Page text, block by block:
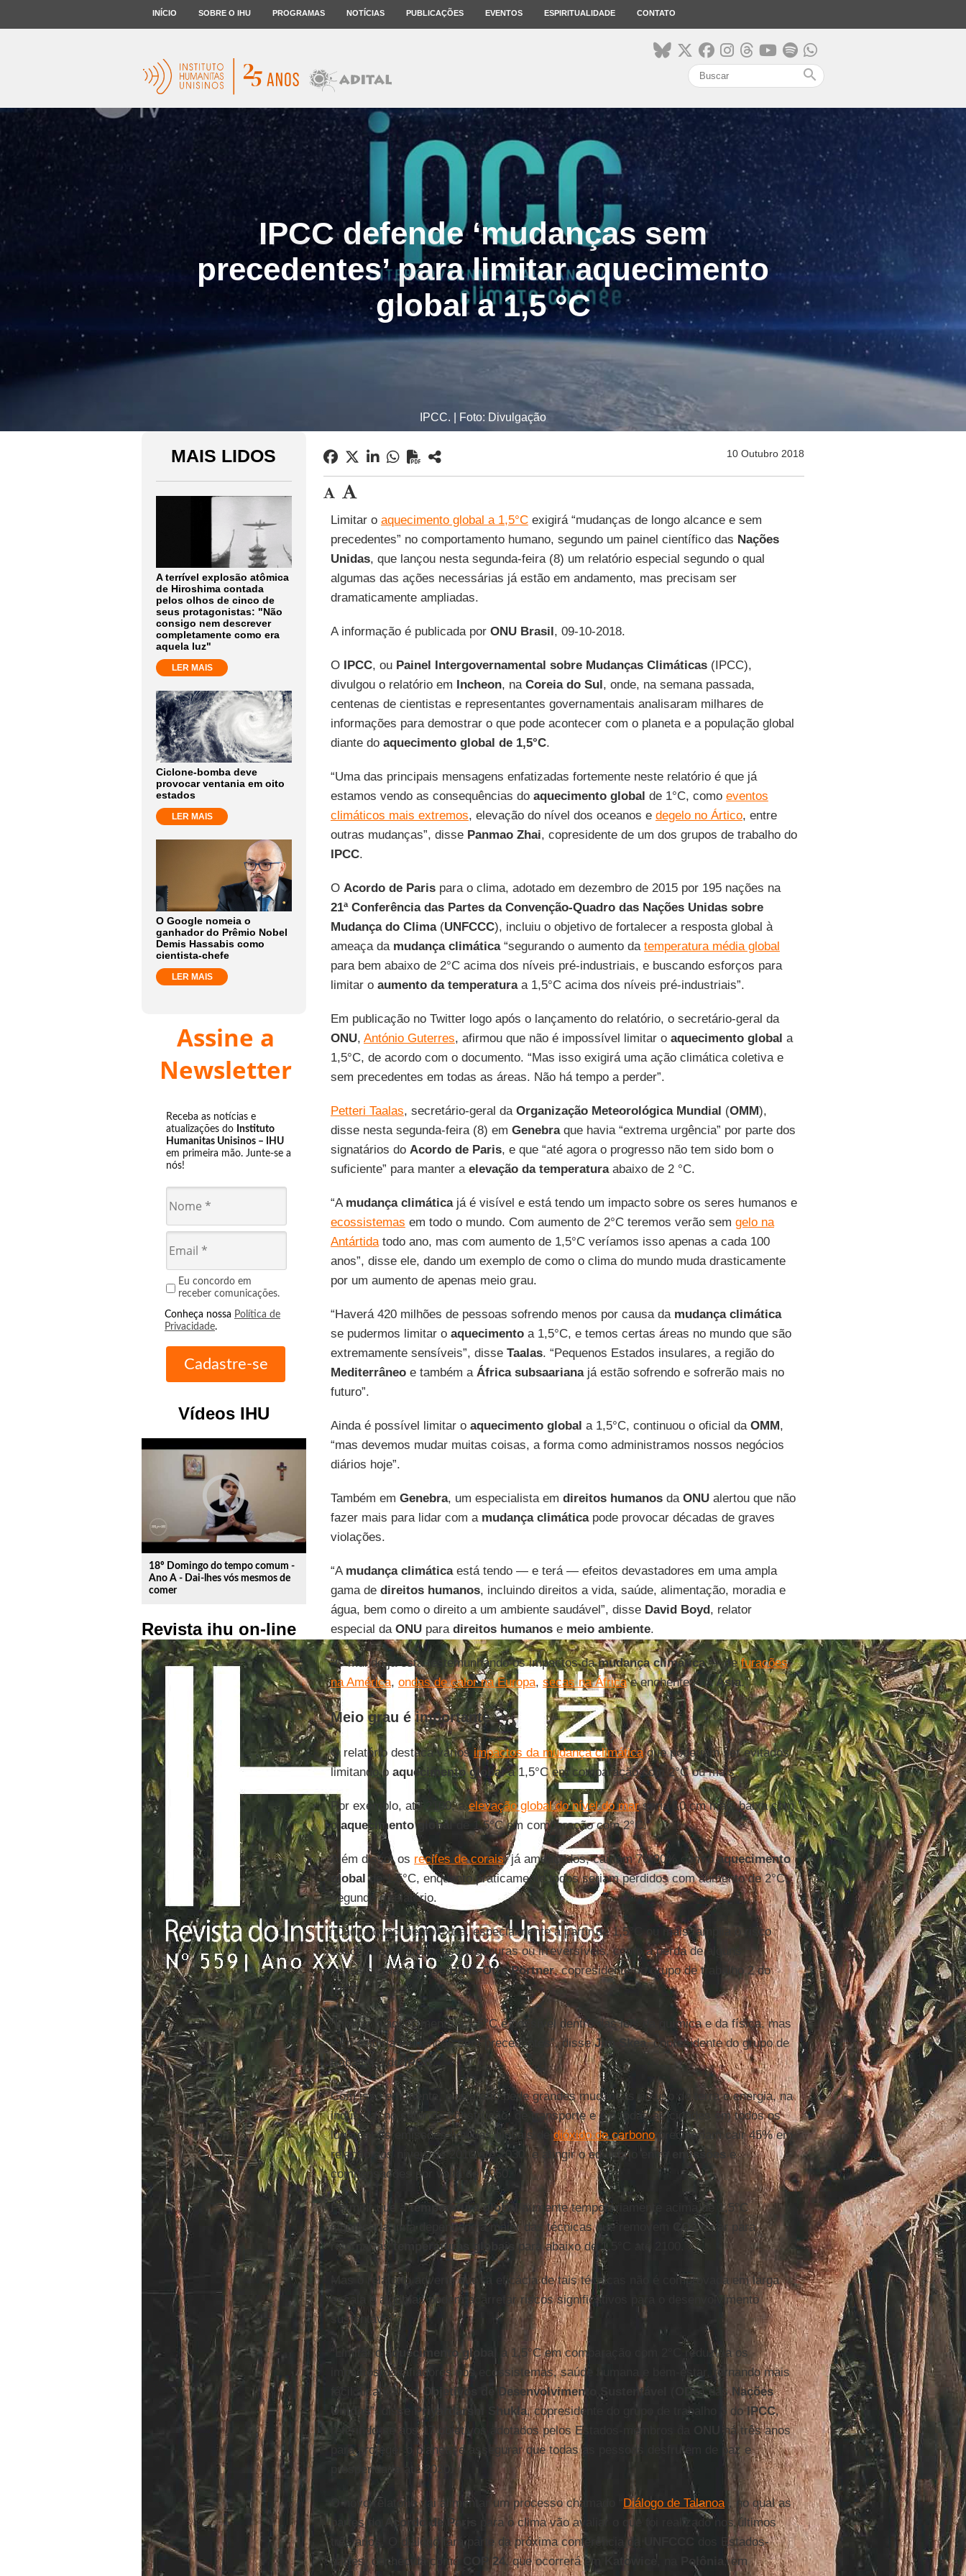
INÍCIO SOBRE O IHU PROGRAMAS NOTÍCIAS PUBLICAÇÕES EVENTOS ESPIRITUALIDADE CONTATO
search
IPCC defende ‘mudanças sem
precedentes’ para limitar aquecimento
global a 1,5 °C
IPCC. | Foto: Divulgação
MAIS LIDOS
A terrível explosão atômica
de Hiroshima contada
pelos olhos de cinco de
seus protagonistas: "Não
consigo nem descrever
completamente como era
aquela luz"
LER MAIS
Ciclone-bomba deve
provocar ventania em oito
estados
LER MAIS
O Google nomeia o
ganhador do Prêmio Nobel
Demis Hassabis como
cientista-chefe
LER MAIS
Assine a
Newsletter
Receba as notícias e
atualizações do Instituto
Humanitas Unisinos – IHU
em primeira mão. Junte-se a
nós!
Eu concordo em
receber comunicações.
Conheça nossa Política de
Privacidade.
Vídeos IHU
play_circle_outline
18º Domingo do tempo comum -
Ano A - Dai-lhes vós mesmos de
comer
Revista ihu on-line
10 Outubro 2018
Limitar o aquecimento global a 1,5°Cexigirá “mudanças de longo alcance e sem
precedentes” no comportamento humano, segundo um painel científico das Nações
Unidas, que lançou nesta segunda-feira (8) um relatório especial segundo o qual
algumas das ações necessárias já estão em andamento, mas precisam ser
dramaticamente ampliadas.
A informação é publicada por ONU Brasil, 09-10-2018.
O IPCC, ou Painel Intergovernamental sobre Mudanças Climáticas(IPCC),
divulgou o relatório em Incheon, na Coreia do Sul, onde, na semana passada,
centenas de cientistas e representantes governamentais analisaram milhares de
informações para demostrar o que pode acontecer com o planeta e a população global
diante do aquecimento global de 1,5°C.
“Uma das principais mensagens enfatizadas fortemente neste relatório é que já
estamos vendo as consequências doaquecimento global de 1°C, como eventos
climáticos mais extremos, elevação do nível dos oceanos e degelo no Ártico, entre
outras mudanças”, disse Panmao Zhai, copresidente de um dos grupos de trabalho do
IPCC.
O Acordo de Parispara o clima, adotado em dezembro de 2015 por 195 nações na
21ª Conferência das Partes da Convenção-Quadro das Nações Unidas sobre
Mudança do Clima(UNFCCC), incluiu o objetivo de fortalecer a resposta global à
ameaça da mudança climática“segurando o aumento da temperatura média global
para bem abaixo de 2°C acima dos níveis pré-industriais, e buscando esforços para
limitar o aumento da temperaturaa 1,5°C acima dos níveis pré-industriais”.
Em publicação no Twitter logo após o lançamento do relatório, o secretário-geral da
ONU, António Guterres, afirmou que não é impossível limitar o aquecimento global a
1,5°C, de acordo com o documento. “Mas isso exigirá uma ação climática coletiva e
sem precedentes em todas as áreas. Não há tempo a perder”.
Petteri Taalas, secretário-geral da Organização Meteorológica Mundial (OMM),
disse nesta segunda-feira (8) em Genebraque havia “extrema urgência” por parte dos
signatários do Acordo de Paris, e que “até agora o progresso não tem sido bom o
suficiente” para manter a elevação da temperaturaabaixo de 2 °C.
“A mudança climáticajá é visível e está tendo um impacto sobre os seres humanos e
ecossistemas em todo o mundo. Com aumento de 2°C teremos verão sem gelo na
Antártidatodo ano, mas com aumento de 1,5°C veríamos isso apenas a cada 100
anos”, disse ele, dando um exemplo de como o clima do mundo muda drasticamente
por um aumento de apenas meio grau.
“Haverá 420 milhões de pessoas sofrendo menos por causa da mudança climática
se pudermos limitar o aquecimentoa 1,5°C, e temos certas áreas no mundo que são
extremamente sensíveis”, disse Taalas. “Pequenos Estados insulares, a região do
Mediterrâneoe também a África subsaarianajá estão sofrendo e sofrerão mais no
futuro”.
Ainda é possível limitar o aquecimento global a 1,5°C, continuou o oficial da OMM,
“mas devemos mudar muitas coisas, a forma como administramos nossos negócios
diários hoje”.
Também em Genebra, um especialista em direitos humanosda ONUalertou que não
fazer mais para lidar com a mudança climáticapode provocar décadas de graves
violações.
“A mudança climáticaestá tendo — e terá — efeitos devastadores em uma ampla
gama de direitos humanos, incluindo direitos a vida, saúde, alimentação, moradia e
água, bem como o direito a um ambiente saudável”, disse David Boyd, relator
especial da ONUpara direitos humanose meio ambiente.
“O mundo já está testemunhando os impactos damudança climática— defuracões
na América, ondas de calor na Europa, secas na Áfricae enchentes naÁsia.”
Meio grau é importante
O relatório destaca vários impactos da mudança climáticaque poderiam ser evitados
limitando o aquecimento globala 1,5°C em comparação com 2°C ou mais.
Por exemplo, até 2100, a elevação global do nível do marseria 10 cm mais baixa com
o aquecimento globalde 1,5°C em comparação com 2°C.
Além disso, os recifes de corais, já ameaçados, cairiam 70-90% com oaquecimento
global de 1,5°C, enquanto praticamente todos seriam perdidos com aumento de 2°C,
segundo o relatório.
“Cada aquecimento extra, especialmente a partir de 1,5°C ou mais, amplia o risco
associado a mudanças duradouras ou irreversíveis, como a perda de alguns
ecossistemas”, disseHans-Otto Pörtner, copresidente do grupo de trabalho 2 do
IPCC.
“Limitar o aquecimento a 1,5°C é possível dentro das leis da química e da física, mas
isso exigiria mudanças sem precedentes”, disseJim Skea, copresidente do grupo de
trabalho 3 doIPCC.
Com isso em mente, o relatório pede grandes mudanças no uso de terra e energia, na
indústria, no setor de construção, de transporte e em todas as cidades em todos os
lugares. As emissões líquidas globais dedióxido de carbonoprecisariam cair 45% em
relação aos níveis de 2010 até 2030, e atingir o equilíbrio entre
emissões e
compensações por volta de 2050.
Permitir que atemperatura globalaumente temporariamente acima de 1,5°C
significaria uma dependência maior das técnicas que removem
CO2do ar para
retornar as temperaturas globais para abaixo de 1,5°C até 2100.
Mas o relatório adverte que “a eficácia de tais técnicas não é comprovada em larga
escala e algumas podem acarretar riscos significativos para o desenvolvimento
sustentável”.
“Limitar oaquecimento global
a 1,5°C em comparação com 2°C reduziria os
impactos desafiadores nos ecossistemas, saúde humana e bem-estar, tornando mais
fácil alcançar osObjetivos de Desenvolvimento Sustentável ODS) dasNações
Unidas”, disse Priyardarshi Shukla, copresidente do grupo de trabalho 3 doIPCC,
referindo-se aos 17 objetivos adotados pelos Estados-membros da
há três anos
para proteger o planeta e assegurar que todas as pessoas desfrutem de paz e
prosperidade até 2030.
O novo relatório vai alimentar um processo chamado “ Diálogo de Talanoa”, no qual as
partes do
Acordo de Paris
para o clima vão avaliar o que foi realizado nos últimos
três anos. O diálogo fará parte da próxima conferência da
dos Estados-
partes, conhecida como
COP 24, que ocorrerá em Katowice Polônia
, em